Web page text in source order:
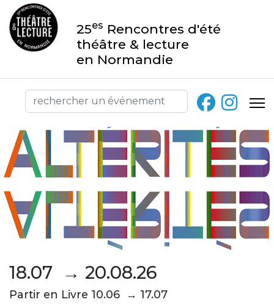
25es Rencontres d'été
théâtre & lecture
en Normandie
18.07 → 20.08.26
Partir en Livre 10.06 → 17.07